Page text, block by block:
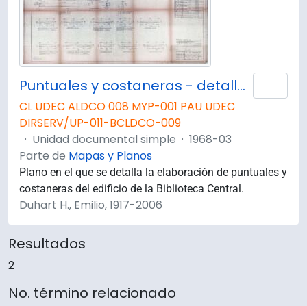
Puntuales y costaneras - detalles.
CL UDEC ALDCO 008 MYP-001 PAU UDEC
DIRSERV/UP-011-BCLDCO-009
· Unidad documental simple · 1968-03
Parte de Mapas y Planos
Plano en el que se detalla la elaboración de puntuales y
costaneras del edificio de la Biblioteca Central.
Duhart H., Emilio, 1917-2006
Resultados
2
No. término relacionado